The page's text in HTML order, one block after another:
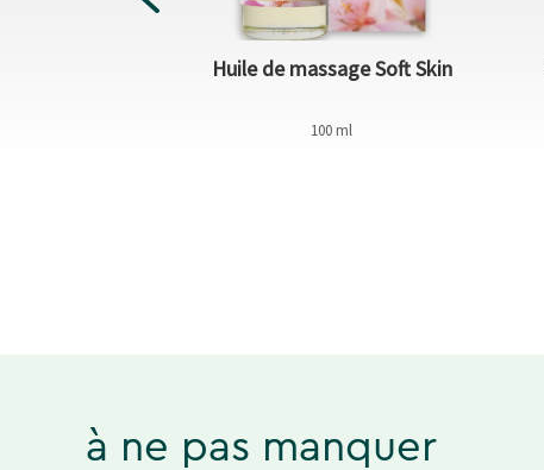
Huile de massage Soft Skin
100 ml
à ne pas manquer